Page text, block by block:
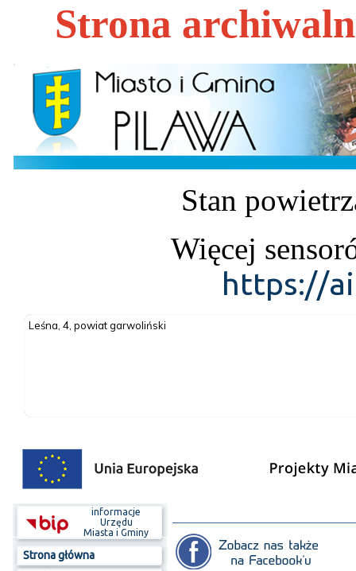
Strona
Stan
Więcej
https://
informacje
Urzędu
Miasta i Gminy
Strona główna